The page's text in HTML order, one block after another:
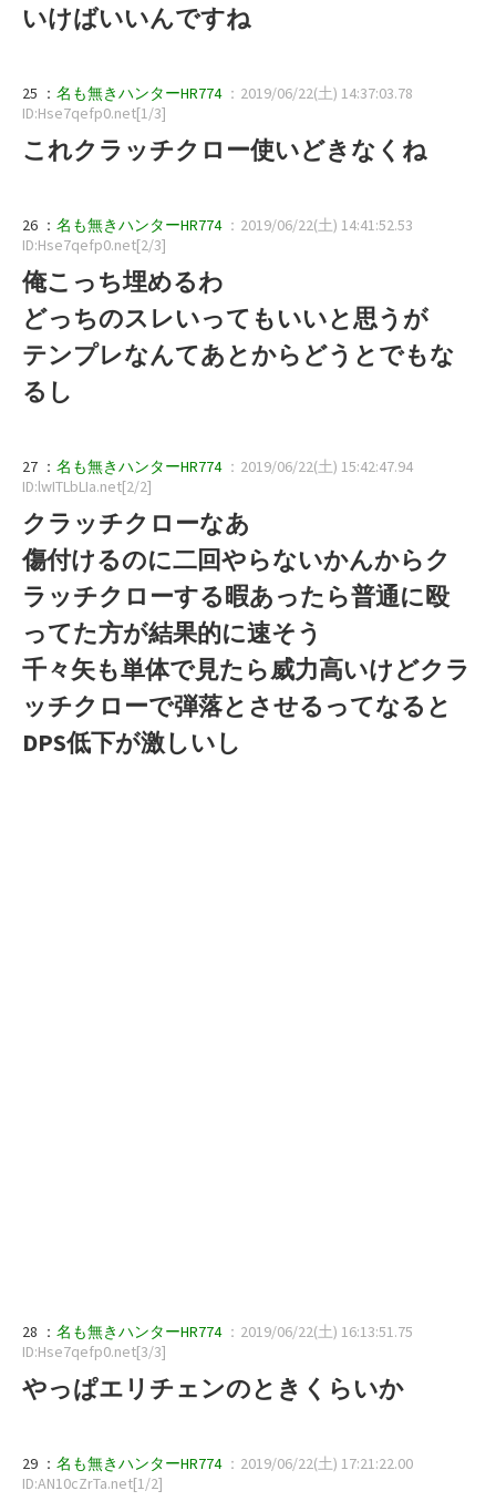
いけばいいんですね
25 ： 名も無きハンターHR774 ：2019/06/22(土) 14:37:03.78
ID:Hse7qefp0.net[1/3]
これクラッチクロー使いどきなくね
26 ： 名も無きハンターHR774 ：2019/06/22(土) 14:41:52.53
ID:Hse7qefp0.net[2/3]
俺こっち埋めるわ
どっちのスレいってもいいと思うが
テンプレなんてあとからどうとでもな
るし
27 ： 名も無きハンターHR774 ：2019/06/22(土) 15:42:47.94
ID:lwITLbLIa.net[2/2]
クラッチクローなあ
傷付けるのに二回やらないかんからク
ラッチクローする暇あったら普通に殴
ってた方が結果的に速そう
千々矢も単体で見たら威力高いけどクラ
ッチクローで弾落とさせるってなると
DPS低下が激しいし
28 ： 名も無きハンターHR774 ：2019/06/22(土) 16:13:51.75
ID:Hse7qefp0.net[3/3]
やっぱエリチェンのときくらいか
29 ： 名も無きハンターHR774 ：2019/06/22(土) 17:21:22.00
ID:AN10cZrTa.net[1/2]